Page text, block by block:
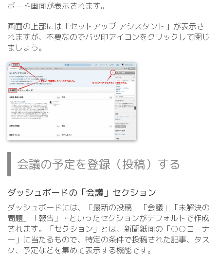
ボード画面が表示されます。
画面の上部には「セットアップ アシスタント」が表示さ
れますが、不要なのでバツ印アイコンをクリックして閉じ
ましょう。
会議の予定を登録（投稿）する
ダッシュボードの「会議」セクション
ダッシュボードには、「最新の投稿」「会議」「未解決の
問題」「報告」…といったセクションがデフォルトで作成
されます。「セクション」とは、新聞紙面の「○○コーナ
ー」に当たるもので、特定の条件で投稿された記事、タス
ク、予定などを集めて表示する機能です。